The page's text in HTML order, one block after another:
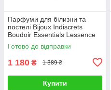
Парфуми для білизни та
постелі Bijoux Indiscrets
Boudoir Essentials Lessence
du 100 мл Talla
Готово до відправки
1 180 ₴ 1 389 ₴
Купити